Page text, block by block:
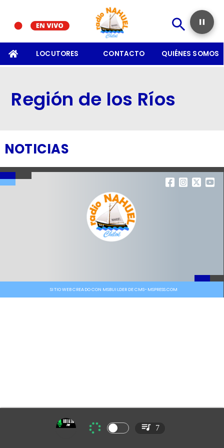
LOCUTORES CONTACTO QUIÉNES SOMOS
Región de los Ríos
NOTICIAS
SITIO WEB CREADO CON MSBUILDER DE CMS-MSPRESS.COM
7